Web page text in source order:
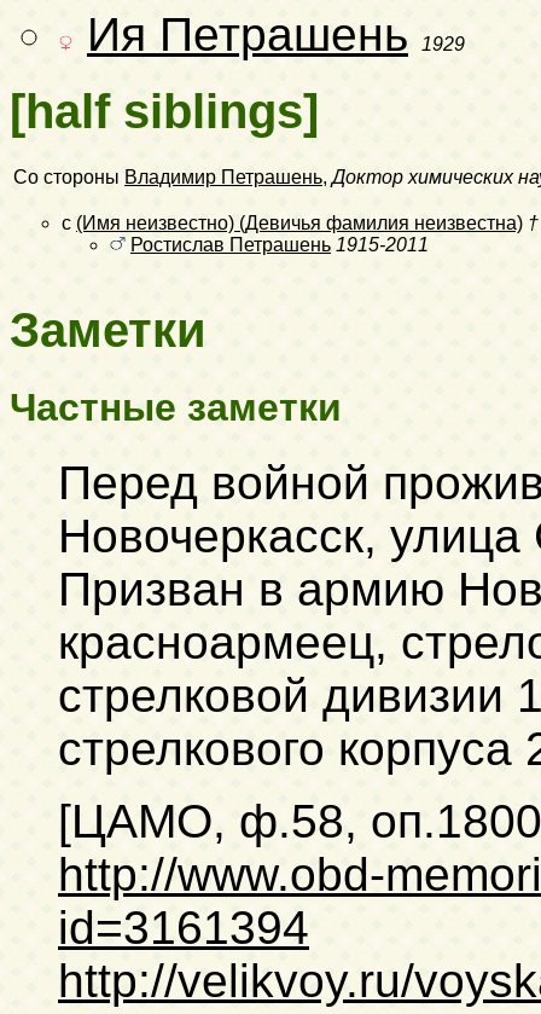
Ия Петрашень 1929
[half siblings]
Со стороны Владимир Петрашень,Доктор химических
с (Имя неизвестно) (Девичья фамилия неизвестна) †
Ростислав Петрашень 1915-2011
Заметки
Частные заметки
Перед войной
Новочеркасск,
Призван в армию
красноармеец,
стрелковой дивизии
стрелкового
[ЦАМО, ф.58,
http://www.obd-
id=3161394
http://velikvoy.ru/